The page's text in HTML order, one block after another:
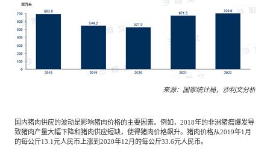
来源：国家统计局，沙利文分析
国内猪肉供应的波动是影响猪肉价格的主要因素。例如，2018年的非洲猪瘟爆发导
致猪肉产量大幅下降和猪肉供应短缺，使得猪肉价格飙升。猪肉价格从2019年1月
的每公斤13.1元人民币上涨到2020年12月的每公斤33.6元人民币。